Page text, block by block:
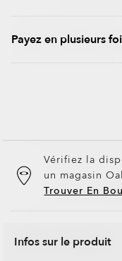
Payez en plusieurs
Vérifiez la
un magasin
Trouver En
Infos sur le produit